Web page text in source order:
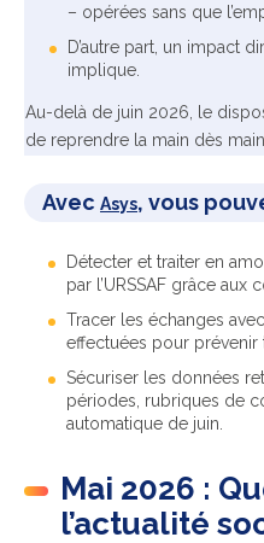
– opérées sans que
D’autre part, un impact
implique.
Au-delà de juin 2026, le
de reprendre la main dès
Avec Asys, vous
Détecter et traiter en
par l’URSSAF grâce
Tracer les échanges
effectuées pour prévenir
Sécuriser les données
périodes, rubriques de
automatique de juin.
Mai 2026 :
l’actualité